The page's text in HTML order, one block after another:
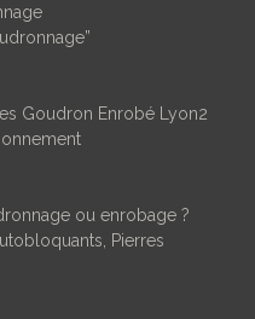
Goudron Enrobé Lyon2
ou enrobage ?
Pierres